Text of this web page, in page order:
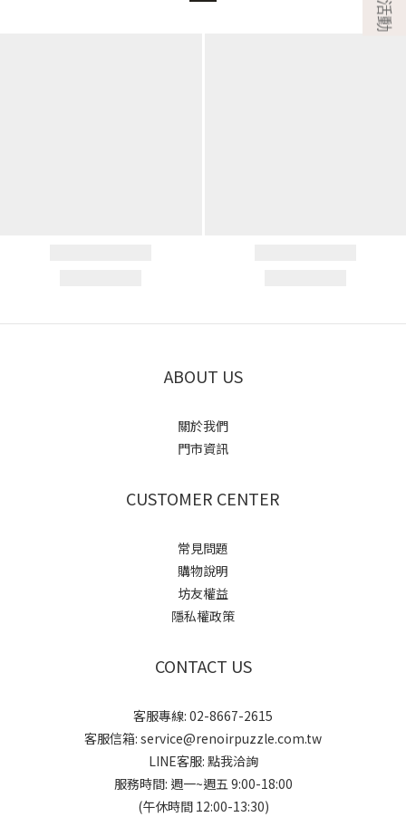
ABOUT US
關於我們
門市資訊
CUSTOMER CENTER
常見問題
購物說明
坊友權益
隱私權政策
CONTACT US
客服專線: 02-8667-2615
客服信箱: service@renoirpuzzle.com.tw
LINE客服: 點我洽詢
服務時間: 週一~週五 9:00-18:00
(午休時間 12:00-13:30)